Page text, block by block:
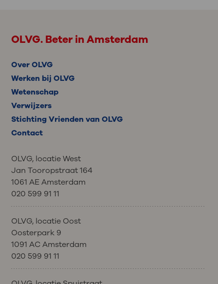
OLVG. Beter in Amsterdam
Over OLVG
Werken bij OLVG
Wetenschap
Verwijzers
Stichting Vrienden van OLVG
Contact
OLVG, locatie West
Jan Tooropstraat 164
1061 AE Amsterdam
020 599 91 11
OLVG, locatie Oost
Oosterpark 9
1091 AC Amsterdam
020 599 91 11